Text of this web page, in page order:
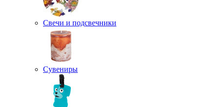
Свечи и подсвечники
Сувениры